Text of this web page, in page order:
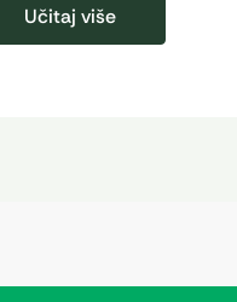
Učitaj više